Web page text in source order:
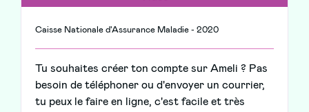
Caisse Nationale d'Assurance Maladie - 2020
Tu souhaites créer ton compte sur Ameli ? Pas
besoin de téléphoner ou d'envoyer un courrier,
tu peux le faire en ligne, c'est facile et très